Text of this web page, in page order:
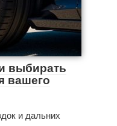
выбирать
вашего
и дальних